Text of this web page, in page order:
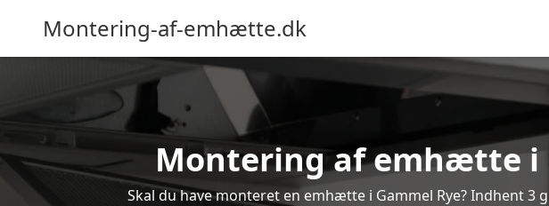
Montering-af-emhætte.dk
Montering af emhætte i
Skal du have monteret en emhætte i Gammel Rye? Indhent